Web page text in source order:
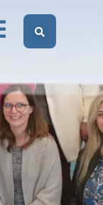
Be kategorijos